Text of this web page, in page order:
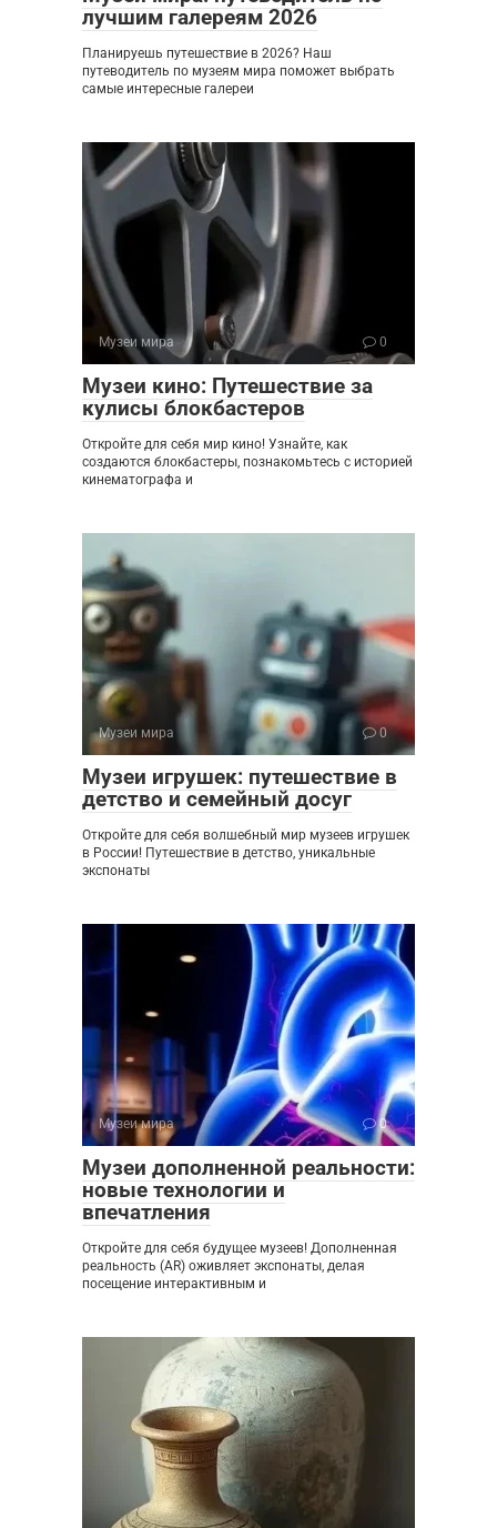
лучшим галереям 2026
Планируешь путешествие в 2026? Наш
путеводитель по музеям мира поможет выбрать
самые интересные галереи
Музеи мира 0
Музеи кино: Путешествие за
кулисы блокбастеров
Откройте для себя мир кино! Узнайте, как
создаются блокбастеры, познакомьтесь с историей
кинематографа и
Музеи мира 0
Музеи игрушек: путешествие в
детство и семейный досуг
Откройте для себя волшебный мир музеев игрушек
в России! Путешествие в детство, уникальные
экспонаты
Музеи мира 0
Музеи дополненной реальности:
новые технологии и
впечатления
Откройте для себя будущее музеев! Дополненная
реальность (AR) оживляет экспонаты, делая
посещение интерактивным и